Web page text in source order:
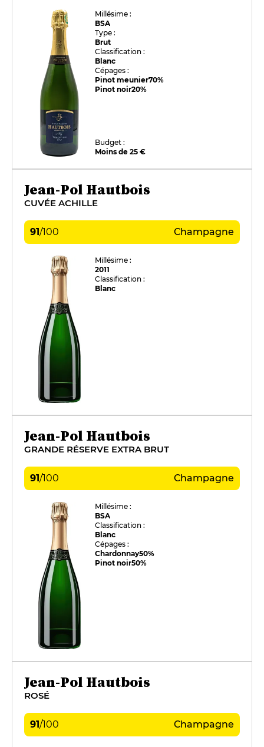
Millésime :
BSA
Type :
Brut
Classification :
Blanc
Cépages :
Pinot meunier70%
Pinot noir20%
Budget :
Moins de 25 €
Jean-Pol Hautbois
CUVÉE ACHILLE
91/100 Champagne
Millésime :
2011
Classification :
Blanc
Jean-Pol Hautbois
GRANDE RÉSERVE EXTRA BRUT
91/100 Champagne
Millésime :
BSA
Classification :
Blanc
Cépages :
Chardonnay50%
Pinot noir50%
Jean-Pol Hautbois
ROSÉ
91/100 Champagne